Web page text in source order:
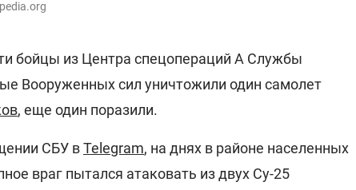
бойцы из Центра спецопераций А Службы
Вооруженных сил уничтожили один самолет
, еще один поразили.
СБУ вTelegram, на днях в районе населенных
враг пытался атаковать из двух Су-25